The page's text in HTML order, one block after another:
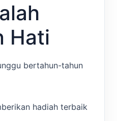
Hati
bertahun-tahun
hadiah terbaik